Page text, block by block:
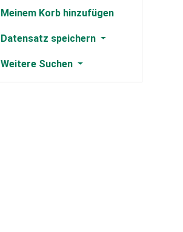
Meinem Korb hinzufügen
Datensatz speichern
Weitere Suchen